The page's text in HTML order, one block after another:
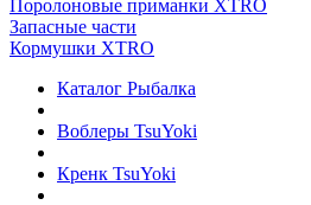
Поролоновые приманки XTRO
Запасные части
Кормушки XTRO
Каталог Рыбалка
Воблеры TsuYoki
Кренк TsuYoki